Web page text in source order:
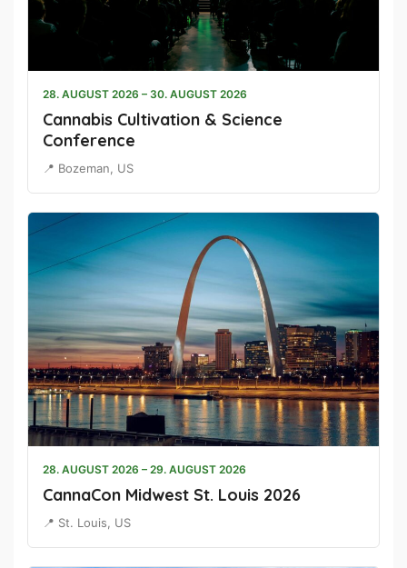
28. AUGUST 2026 – 30. AUGUST 2026
Cannabis Cultivation & Science
Conference
📍 Bozeman, US
28. AUGUST 2026 – 29. AUGUST 2026
CannaCon Midwest St. Louis 2026
📍 St. Louis, US